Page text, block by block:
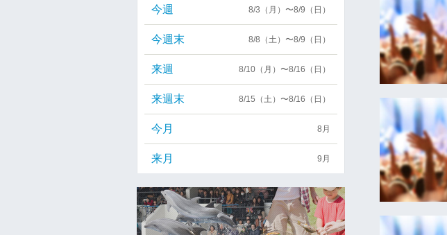
今週 8/3（月）〜8/9（日）
今週末 8/8（土）〜8/9（日）
来週 8/10（月）〜8/16（日）
来週末 8/15（土）〜8/16（日）
今月 8月
来月 9月